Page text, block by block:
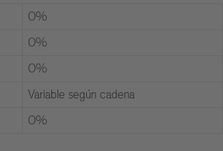
0%
0%
0%
Variable según cadena
0%